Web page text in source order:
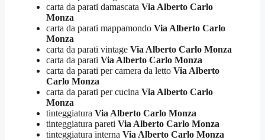
carta da parati damascata Via Alberto Carlo
Monza
carta da parati mappamondo Via Alberto Carlo
Monza
carta da parati vintage Via Alberto Carlo Monza
carta da parati Via Alberto Carlo Monza
carta da parati per camera da letto Via Alberto
Carlo Monza
carta da parati per cucina Via Alberto Carlo
Monza
tinteggiatura Via Alberto Carlo Monza
tinteggiatura pareti Via Alberto Carlo Monza
tinteggiatura interna Via Alberto Carlo Monza